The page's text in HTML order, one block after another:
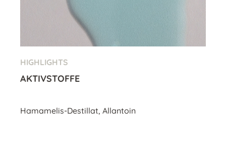
HIGHLIGHTS
AKTIVSTOFFE
Hamamelis-Destillat, Allantoin